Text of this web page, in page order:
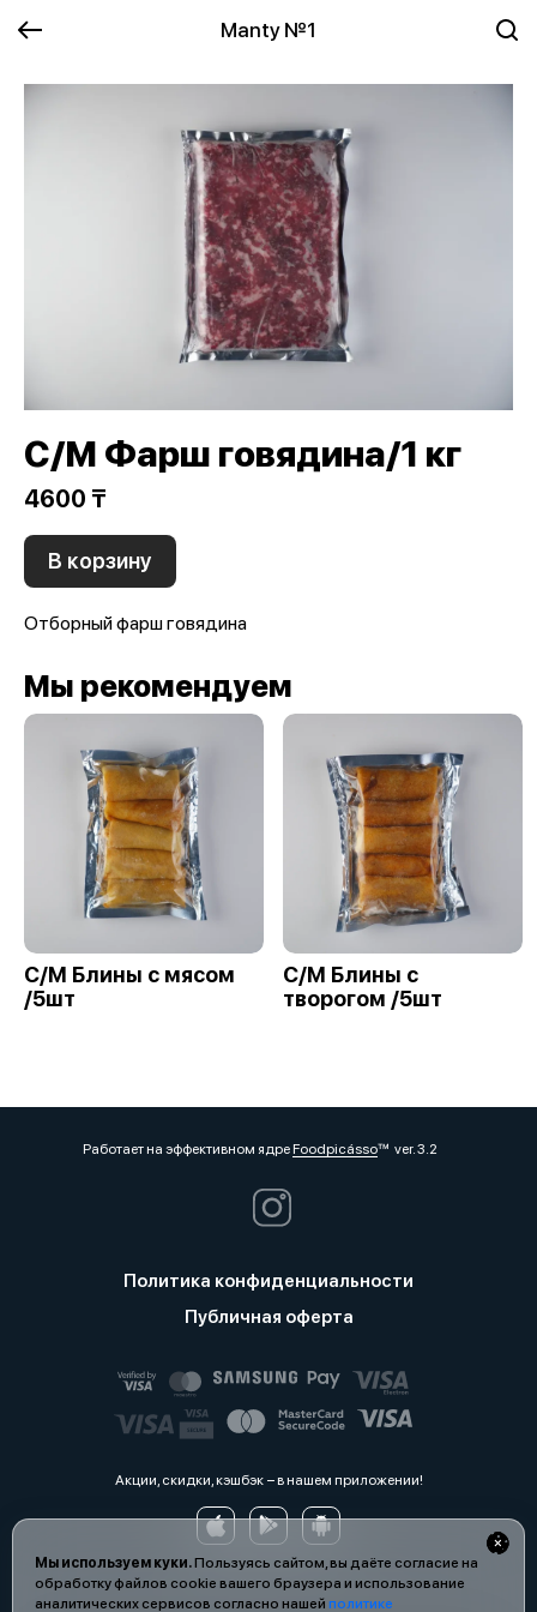
Manty №1
Мы используем куки.Пользуясь сайтом, вы даёте согласие на
обработку файлов cookie вашего браузера и использование
аналитических сервисов согласно нашей политике
С/М Фарш говядина/1 кг
4600 ₸
В корзину
Отборный фарш говядина
Мы рекомендуем
С/М Блины с мясом
/5шт
С/М Блины с
творогом /5шт
Работает на эффективном ядреFoodpicássover. 3.2
Политика конфиденциальности
Публичная оферта
Акции, скидки, кэшбэк − в нашем приложении!